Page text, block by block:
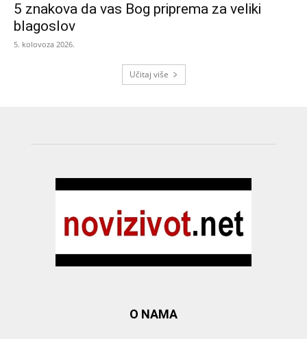
5 znakova da vas Bog priprema za veliki
blagoslov
5. kolovoza 2026.
Učitaj više
O NAMA